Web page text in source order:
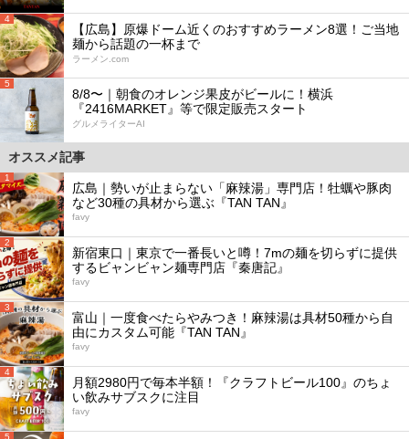
4
【広島】原爆ドーム近くのおすすめラーメン8選！ご当地
麺から話題の一杯まで
ラーメン.com
5
8/8〜｜朝食のオレンジ果皮がビールに！横浜
『2416MARKET』等で限定販売スタート
グルメライターAI
オススメ記事
1
広島｜勢いが止まらない「麻辣湯」専門店！牡蠣や豚肉
など30種の具材から選ぶ『TAN TAN』
favy
2
新宿東口｜東京で一番長いと噂！7mの麺を切らずに提供
するビャンビャン麺専門店『秦唐記』
favy
3
富山｜一度食べたらやみつき！麻辣湯は具材50種から自
由にカスタム可能『TAN TAN』
favy
4
月額2980円で毎本半額！『クラフトビール100』のちょ
い飲みサブスクに注目
favy
5